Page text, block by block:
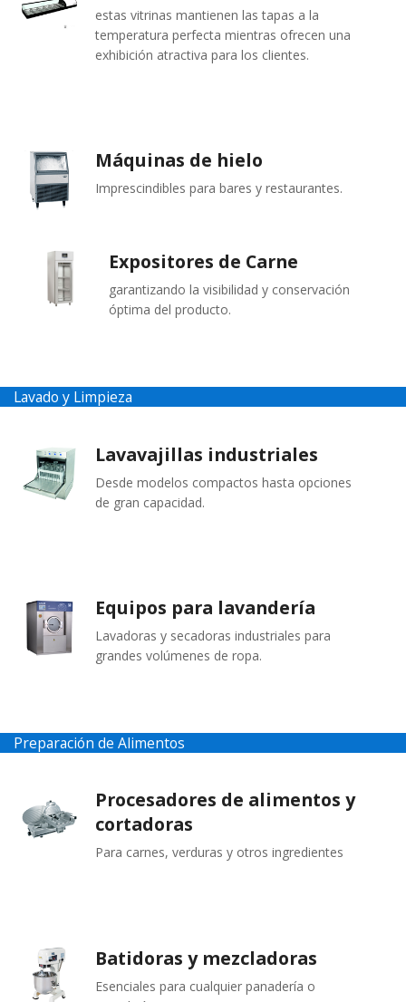
estas vitrinas mantienen las tapas a la
temperatura perfecta mientras ofrecen una
exhibición atractiva para los clientes.
Máquinas de hielo
Imprescindibles para bares y restaurantes.
Expositores de Carne
garantizando la visibilidad y conservación
óptima del producto.
Lavado y Limpieza
Lavavajillas industriales
Desde modelos compactos hasta opciones
de gran capacidad.
Equipos para lavandería
Lavadoras y secadoras industriales para
grandes volúmenes de ropa.
Preparación de Alimentos
Procesadores de alimentos y
cortadoras
Para carnes, verduras y otros ingredientes
Batidoras y mezcladoras
Esenciales para cualquier panadería o